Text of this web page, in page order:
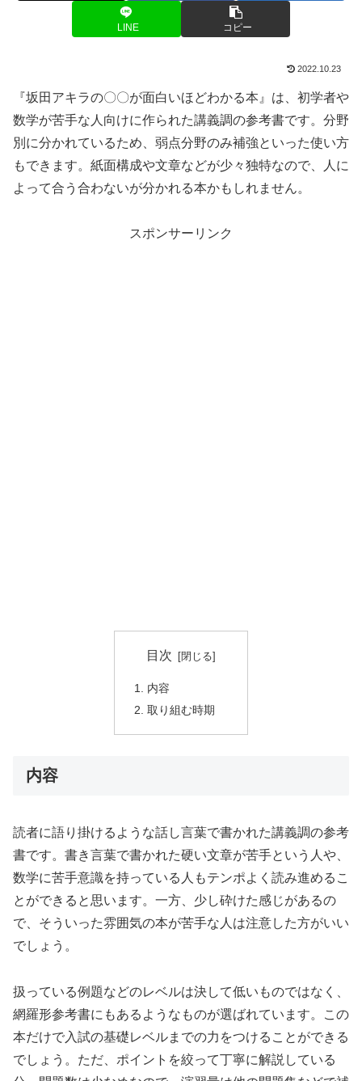
LINE コピー
2022.10.23
『坂田アキラの〇〇が面白いほどわかる本』は、初学者や
数学が苦手な人向けに作られた講義調の参考書です。分野
別に分かれているため、弱点分野のみ補強といった使い方
もできます。紙面構成や文章などが少々独特なので、人に
よって合う合わないが分かれる本かもしれません。
スポンサーリンク
目次
内容
取り組む時期
内容
読者に語り掛けるような話し言葉で書かれた講義調の参考
書です。書き言葉で書かれた硬い文章が苦手という人や、
数学に苦手意識を持っている人もテンポよく読み進めるこ
とができると思います。一方、少し砕けた感じがあるの
で、そういった雰囲気の本が苦手な人は注意した方がいい
でしょう。
扱っている例題などのレベルは決して低いものではなく、
網羅形参考書にもあるようなものが選ばれています。この
本だけで入試の基礎レベルまでの力をつけることができる
でしょう。ただ、ポイントを絞って丁寧に解説している